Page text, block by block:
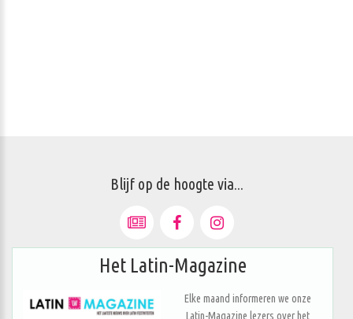
Blijf op de hoogte via...
Het Latin-Magazine
Elke maand informeren we onze
Latin-Magazine lezers over het